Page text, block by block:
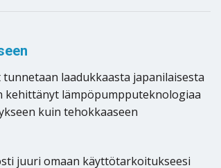
laadukkaasta japanilaisesta
kehittänyt lämpöpumpputeknologiaa
kuin tehokkaaseen
juuri omaan käyttötarkoitukseesi